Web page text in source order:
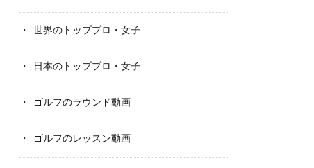
世界のトッププロ・女子
日本のトッププロ・女子
ゴルフのラウンド動画
ゴルフのレッスン動画